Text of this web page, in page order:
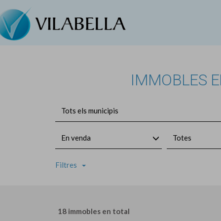
IMMOBLES
Tots els municipis
En venda Totes
Filtres
18 immobles en total